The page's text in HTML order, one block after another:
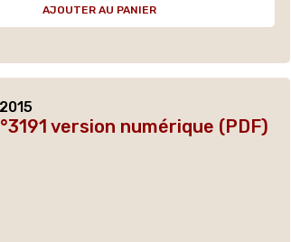
AJOUTER AU PANIER
version numérique (PDF)